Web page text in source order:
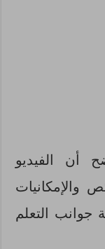
أن الفيديو
والإمكانيات
جوانب التعلم